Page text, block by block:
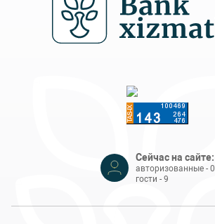
Сейчас на сайте:
авторизованные - 0
гости - 9